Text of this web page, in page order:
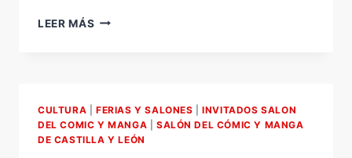
LEER MÁS XI
CASTILLA
CULTURA FERIAS Y SALONES |INVITADOS SALON
DEL COMIC Y MANGA
SALÓN DEL CÓMIC Y MANGA
DE CASTILLA Y LEÓN